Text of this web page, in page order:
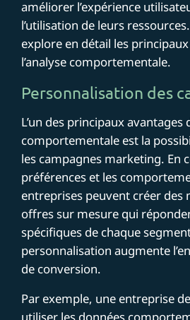
améliorer l’expérience
l’utilisation de leurs
explore en détail les
l’analyse comportementale.
Personnalisation des
L’un des principaux avantages
comportementale est la
les campagnes marketing. En
préférences et les
entreprises peuvent créer des
offres sur mesure qui
spécifiques de chaque
personnalisation augmente
de conversion.
Par exemple, une entreprise